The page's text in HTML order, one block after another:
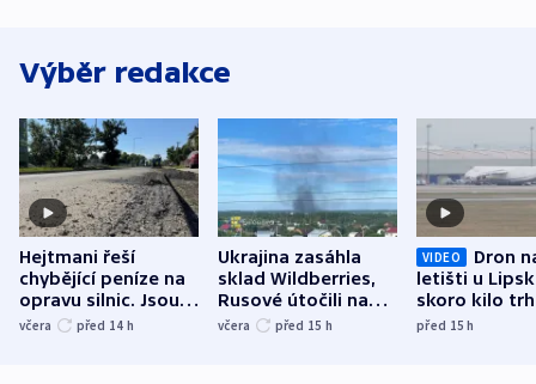
Výběr redakce
Hejtmani řeší
chybějící peníze na
opravu silnic. Jsou
nenárokové, namítá
včera před 14 h
Ukrajina zasáhla
sklad Wildberries,
Rusové útočili na
trh, hasiče či
včera před 15 h
VIDEO
Dron
letišti u
skoro kilo
indicie
před 15h